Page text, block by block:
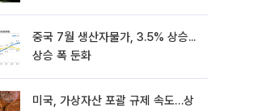
중국 7월 생산자물가, 3.5% 상승...
상승 폭 둔화
미국, 가상자산 포괄 규제 속도…상